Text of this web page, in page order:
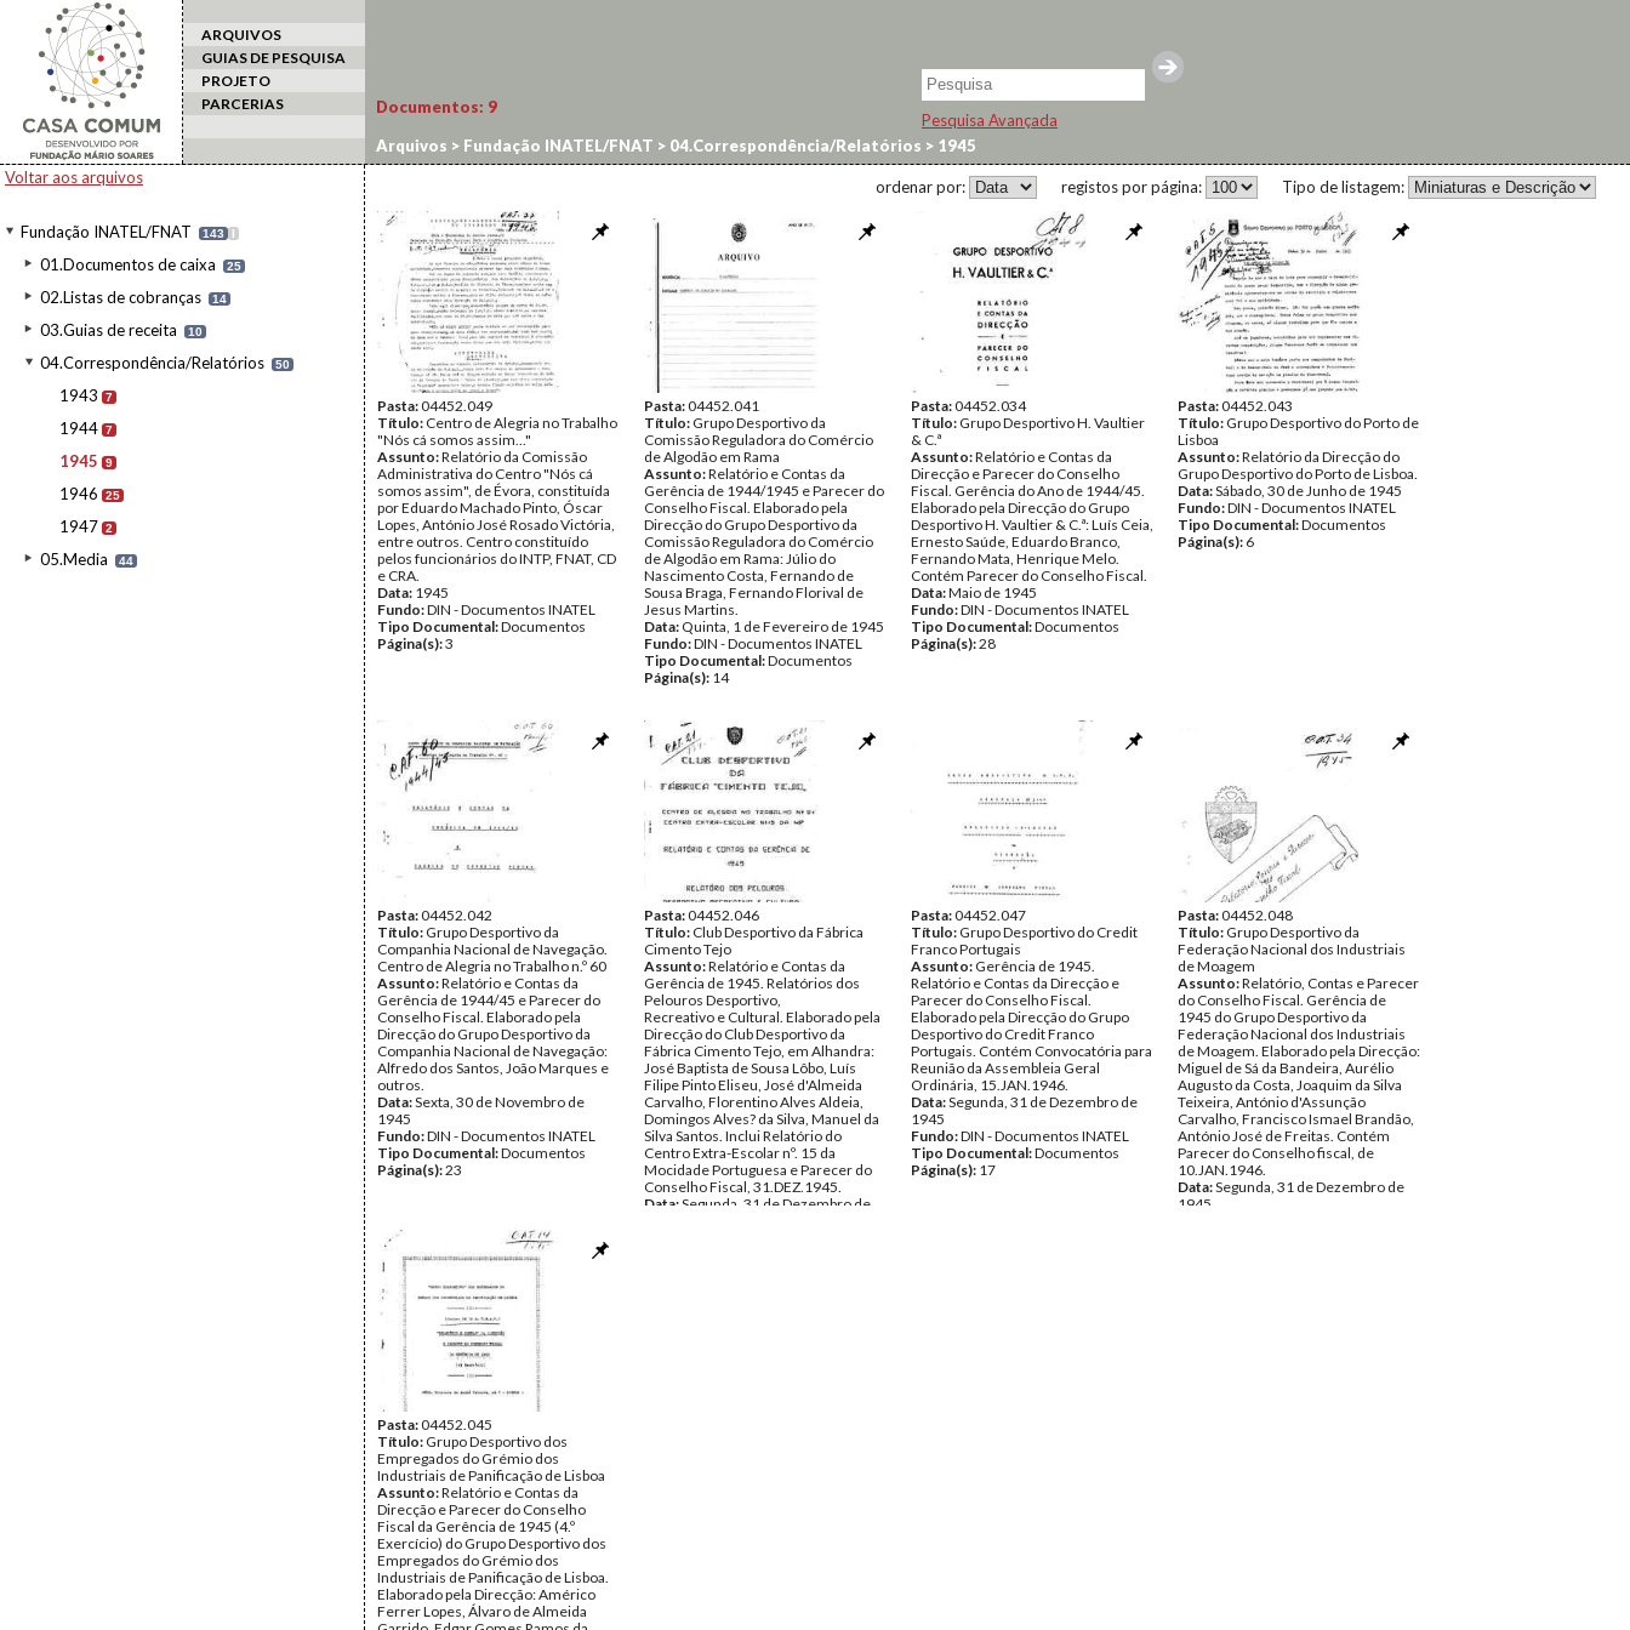
ARQUIVOS
GUIAS DE PESQUISA
PROJETO
PARCERIAS
Pesquisa Avançada
Voltar aos arquivos
Fundação INATEL/FNAT 143 I
01.Documentos de caixa 25
02.Listas de cobranças 14
03.Guias de receita 10
04.Correspondência/Relatórios 50
1943 7
1944 7
1945 9
1946 25
1947 2
05.Media 44
Documentos: 9
Arquivos > Fundação INATEL/FNAT > 04.Correspondência/Relatórios > 1945
Tipo de listagem:
registos por página:
ordenar por:
Pasta:04452.049
Título: Centro de Alegria no Trabalho
"Nós cá somos assim..."
Assunto:Relatório da Comissão
Administrativa do Centro "Nós cá
somos assim", de Évora, constituída
por Eduardo Machado Pinto, Óscar
Lopes, António José Rosado Victória,
entre outros. Centro constituído
pelos funcionários do INTP, FNAT, CD
e CRA.
Data: 1945
Fundo:DIN - Documentos INATEL
Tipo Documental:Documentos
Página(s):3
Pasta:04452.041
Título: Grupo Desportivo da
Comissão Reguladora do Comércio
de Algodão em Rama
Assunto:Relatório e Contas da
Gerência de 1944/1945 e Parecer do
Conselho Fiscal. Elaborado pela
Direcção do Grupo Desportivo da
Comissão Reguladora do Comércio
de Algodão em Rama: Júlio do
Nascimento Costa, Fernando de
Sousa Braga, Fernando Florival de
Jesus Martins.
Data: Quinta, 1 de Fevereiro de 1945
Fundo:DIN - Documentos INATEL
Tipo Documental:Documentos
Página(s): 14
Pasta:04452.034
Título: Grupo Desportivo H. Vaultier
& C.ª
Assunto:Relatório e Contas da
Direcção e Parecer do Conselho
Fiscal. Gerência do Ano de 1944/45.
Elaborado pela Direcção do Grupo
Desportivo H. Vaultier & C.ª: Luís Ceia,
Ernesto Saúde, Eduardo Branco,
Fernando Mata, Henrique Melo.
Contém Parecer do Conselho Fiscal.
Data:Maio de 1945
Fundo:DIN - Documentos INATEL
Tipo Documental:Documentos
Página(s):28
Pasta:04452.043
Título: Grupo Desportivo do Porto de
Lisboa
Assunto:Relatório da Direcção do
Grupo Desportivo do Porto de Lisboa.
Data:Sábado, 30 de Junho de 1945
Fundo:DIN - Documentos INATEL
Tipo Documental:Documentos
Página(s): 6
Pasta:04452.042
Título: Grupo Desportivo da
Companhia Nacional de Navegação.
Centro de Alegria no Trabalho n.º 60
Assunto:Relatório e Contas da
Gerência de 1944/45 e Parecer do
Conselho Fiscal. Elaborado pela
Direcção do Grupo Desportivo da
Companhia Nacional de Navegação:
Alfredo dos Santos, João Marques e
outros.
Data:Sexta, 30 de Novembro de
1945
Fundo:DIN - Documentos INATEL
Tipo Documental:Documentos
Página(s):23
Pasta:04452.046
Título: Club Desportivo da Fábrica
Cimento Tejo
Assunto:Relatório e Contas da
Gerência de 1945. Relatórios dos
Pelouros Desportivo,
Recreativo e Cultural. Elaborado pela
Direcção do Club Desportivo da
Fábrica Cimento Tejo, em Alhandra:
José Baptista de Sousa Lôbo, Luís
Filipe Pinto Eliseu, José d'Almeida
Carvalho, Florentino Alves Aldeia,
Domingos Alves? da Silva, Manuel da
Silva Santos. Inclui Relatório do
Centro Extra-Escolar nº. 15 da
Mocidade Portuguesa e Parecer do
Conselho Fiscal, 31.DEZ.1945.
Data: Segunda, 31 de Dezembro de
Pasta:04452.047
Título: Grupo Desportivo do Credit
Franco Portugais
Assunto: Gerência de 1945.
Relatório e Contas da Direcção e
Parecer do Conselho Fiscal.
Elaborado pela Direcção do Grupo
Desportivo do Credit Franco
Portugais. Contém Convocatória para
Reunião da Assembleia Geral
Ordinária, 15.JAN.1946.
Data:Segunda, 31 de Dezembro de
1945
Fundo:DIN - Documentos INATEL
Tipo Documental:Documentos
Página(s): 17
Pasta:04452.048
Título: Grupo Desportivo da
Federação Nacional dos Industriais
de Moagem
Assunto:Relatório, Contas e Parecer
do Conselho Fiscal. Gerência de
1945 do Grupo Desportivo da
Federação Nacional dos Industriais
de Moagem. Elaborado pela Direcção:
Miguel de Sá da Bandeira, Aurélio
Augusto da Costa, Joaquim da Silva
Teixeira, António d'Assunção
Carvalho, Francisco Ismael Brandão,
António José de Freitas. Contém
Parecer do Conselho fiscal, de
10.JAN.1946.
Data:Segunda, 31 de Dezembro de
1945
Pasta:04452.045
Título: Grupo Desportivo dos
Empregados do Grémio dos
Industriais de Panificação de Lisboa
Assunto:Relatório e Contas da
Direcção e Parecer do Conselho
Fiscal da Gerência de 1945 (4.º
Exercício) do Grupo Desportivo dos
Empregados do Grémio dos
Industriais de Panificação de Lisboa.
Elaborado pela Direcção: Américo
Ferrer Lopes, Álvaro de Almeida